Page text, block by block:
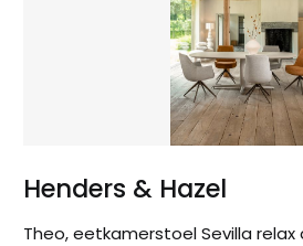
Henders & Hazel
Theo, eetkamerstoel Sevilla